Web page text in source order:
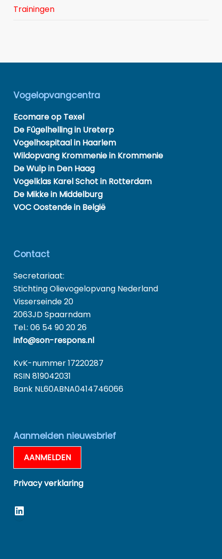
Trainingen
Vogelopvangcentra
Ecomare op Texel
De Fûgelhelling in Ureterp
Vogelhospitaal in Haarlem
Wildopvang Krommenie in Krommenie
De Wulp in Den Haag
Vogelklas Karel Schot in Rotterdam
De Mikke in Middelburg
VOC Oostende in België
Contact
Secretariaat:
Stichting Olievogelopvang Nederland
Visserseinde 20
2063JD Spaarndam
Tel.: 06 54 90 20 26
info@son-respons.nl
KvK-nummer 17220287
RSIN 819042031
Bank NL60ABNA0414746066
Aanmelden nieuwsbrief
AANMELDEN
Privacy verklaring
LinkedIn